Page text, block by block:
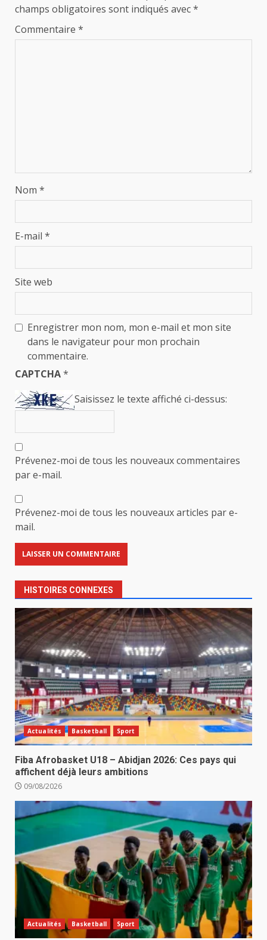
champs obligatoires sont indiqués avec*
Commentaire *
Nom *
E-mail *
Site web
Enregistrer mon nom, mon e-mail et mon site
dans le navigateur pour mon prochain
commentaire.
CAPTCHA*
Saisissez le texte affiché ci-dessus:
Prévenez-moi de tous les nouveaux commentaires
par e-mail.
Prévenez-moi de tous les nouveaux articles par e-
mail.
HISTOIRES CONNEXES
Actualités Basketball Sport
Fiba Afrobasket U18 – Abidjan 2026: Ces pays qui
affichent déjà leurs ambitions
09/08/2026
Actualités Basketball Sport